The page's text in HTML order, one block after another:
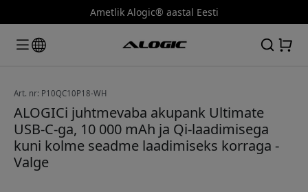
Ametlik Alogic® aastal Eesti
Art. nr: P10QC10P18-WH
ALOGICi juhtmevaba akupank Ultimate
USB-C-ga, 10 000 mAh ja Qi-laadimisega
kuni kolme seadme laadimiseks korraga -
Valge